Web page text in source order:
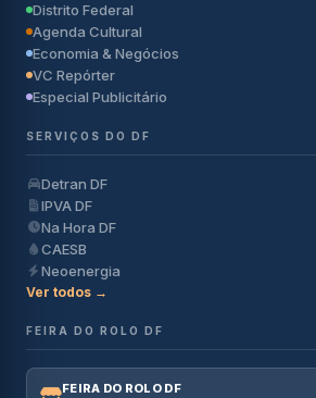
Distrito Federal
Agenda Cultural
Economia & Negócios
VC Repórter
Especial Publicitário
SERVIÇOS DO DF
Detran DF
IPVA DF
Na Hora DF
CAESB
Neoenergia
Ver todos →
FEIRA DO ROLO DF
FEIRA DO ROLO DF